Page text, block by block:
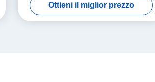
Ottieni il miglior prezzo